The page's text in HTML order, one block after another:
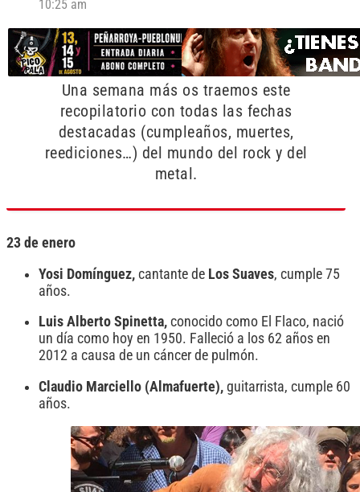
10:25 am
Una semana más os traemos este
recopilatorio con todas las fechas
destacadas (cumpleaños, muertes,
reediciones…) del mundo del rock y del
metal.
23 de enero
Yosi Domínguez, cantante de Los Suaves, cumple 75
años.
Luis Alberto Spinetta, conocido como El Flaco, nació
un día como hoy en 1950. Falleció a los 62 años en
2012 a causa de un cáncer de pulmón.
Claudio Marciello (Almafuerte), guitarrista, cumple 60
años.